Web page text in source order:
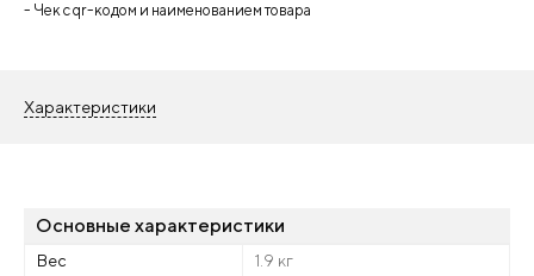
- Чек с qr-кодом и наименованием товара
Характеристики
Основные характеристики
Вес
1.9 кг